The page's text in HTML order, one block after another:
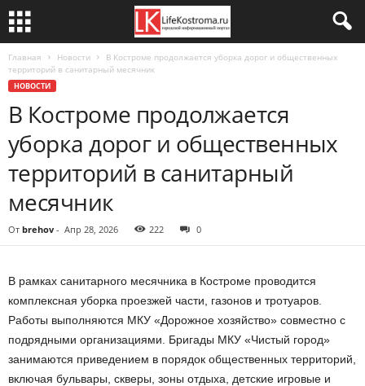
Главная Новости
В Костроме продолжается уборка дорог и общественных
территорий в санитарный месячник
НОВОСТИ
В Костроме продолжается
уборка дорог и общественных
территорий в санитарный
месячник
От brehov - Апр 28, 2026 222 0
В рамках санитарного месячника в Костроме проводится
комплексная уборка проезжей части, газонов и тротуаров.
Работы выполняются МКУ «Дорожное хозяйство» совместно с
подрядными организациями. Бригады МКУ «Чистый город»
занимаются приведением в порядок общественных территорий,
включая бульвары, скверы, зоны отдыха, детские игровые и